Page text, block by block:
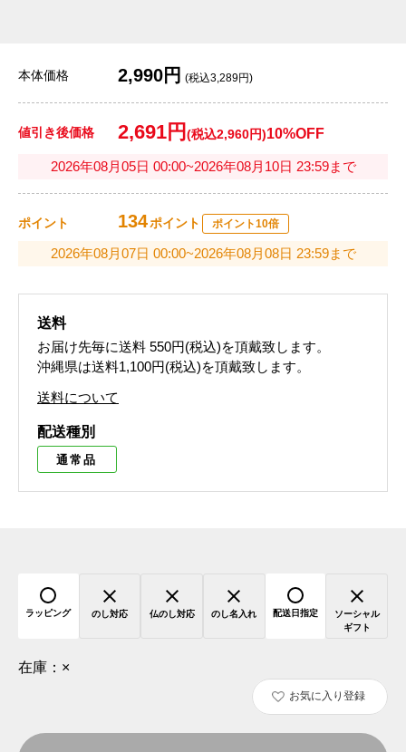
本体価格 2,990円 (税込3,289円)
値引き後価格 2,691円 (税込2,960円)10%OFF
2026年08月05日 00:00~2026年08月10日 23:59まで
ポイント 134ポイント ポイント10倍
2026年08月07日 00:00~2026年08月08日 23:59まで
送料
お届け先毎に送料 550円(税込)を頂戴致します。
沖縄県は送料1,100円(税込)を頂戴致します。
送料について
配送種別
通常品
ラッピング のし対応 仏のし対応 のし名入れ 配送日指定
ソーシャル
ギフト
在庫： ×
お気に入り登録